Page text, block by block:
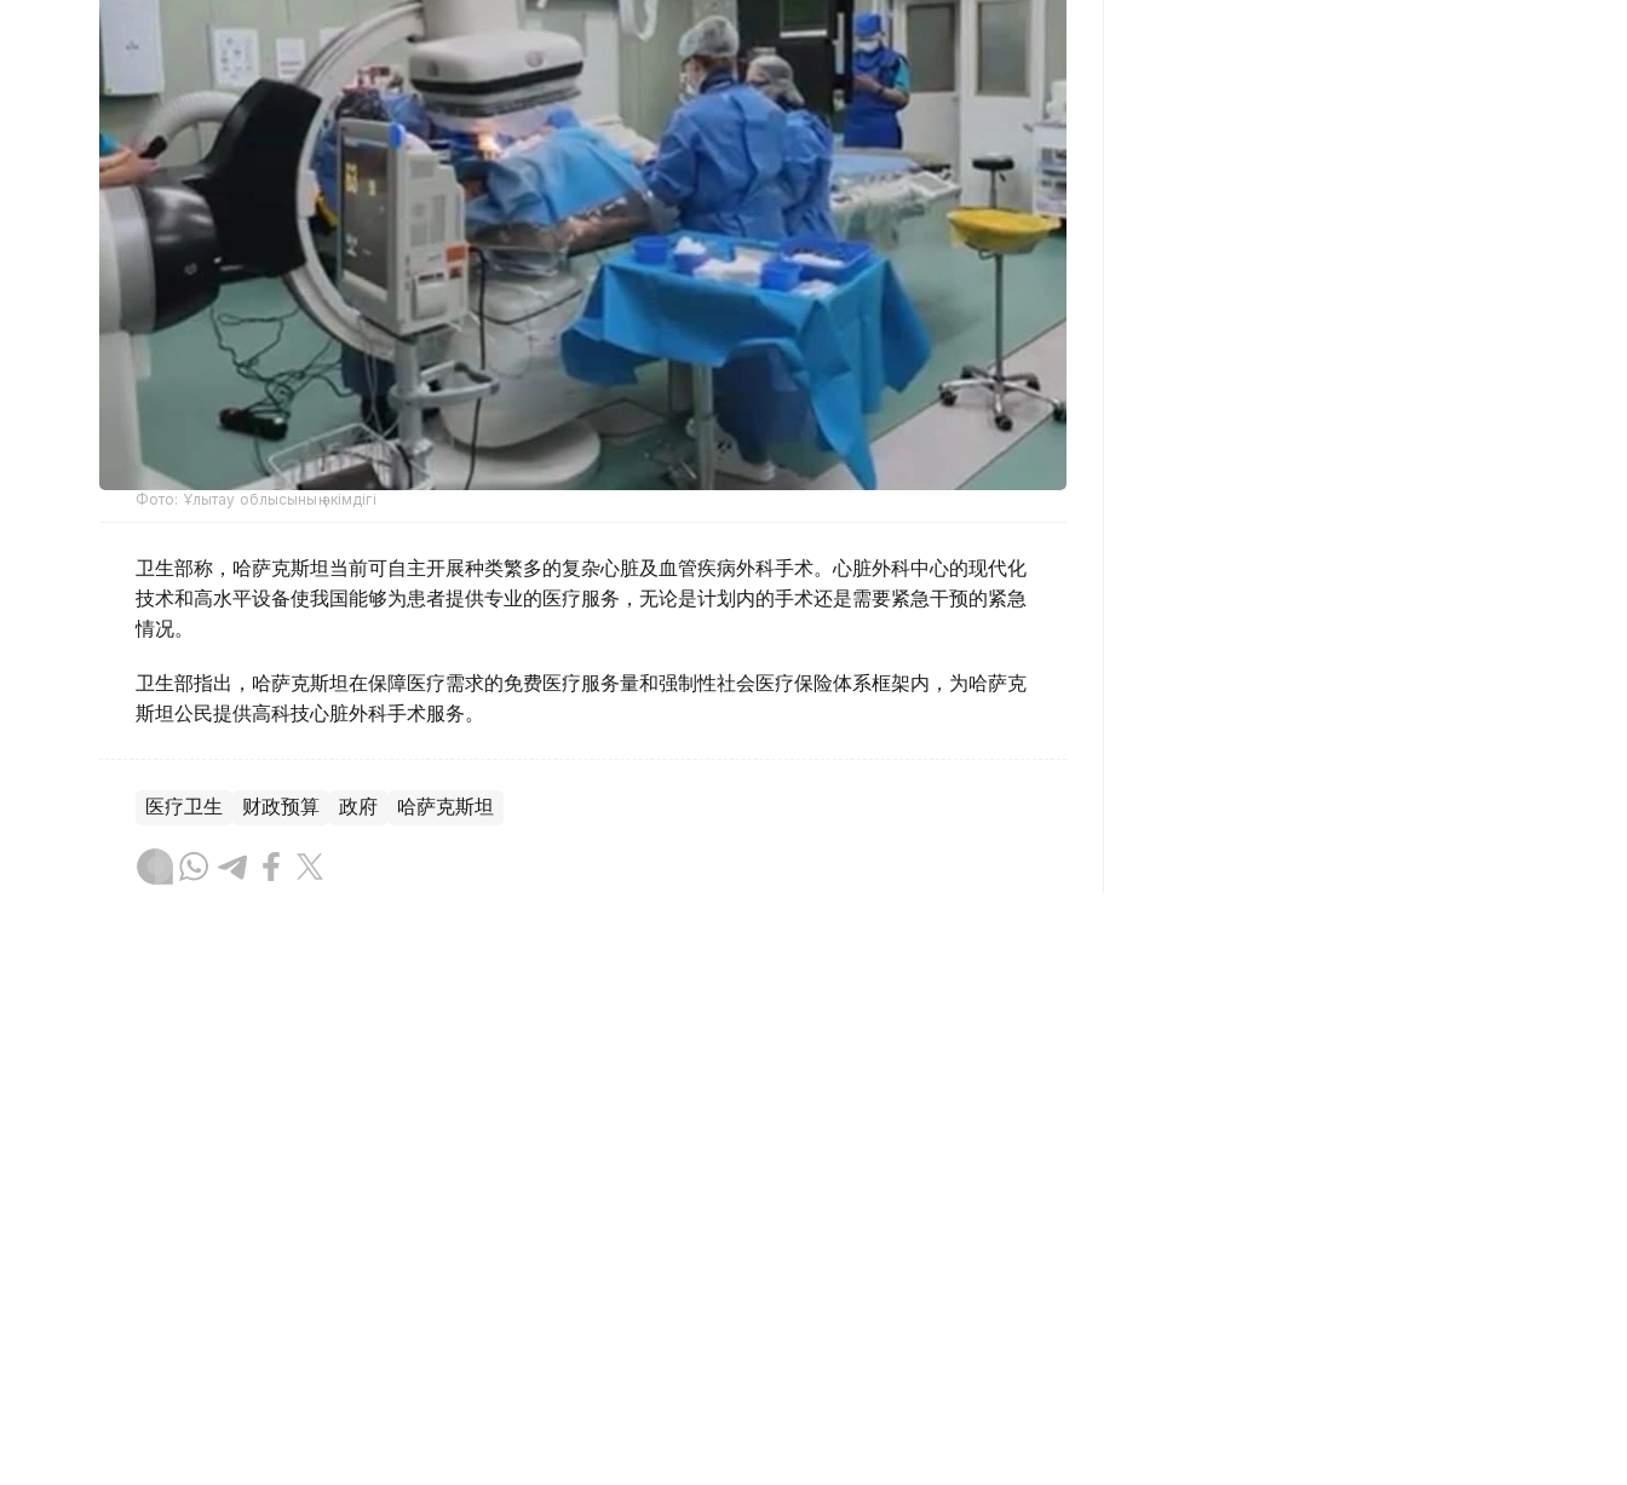
Фото: Ұлытау облысының әкімдігі
卫生部称，哈萨克斯坦当前可自主开展种类繁多的复杂心脏及血管疾病外科手术。心脏外科中心的现代化
技术和高水平设备使我国能够为患者提供专业的医疗服务，无论是计划内的手术还是需要紧急干预的紧急
情况。
卫生部指出，哈萨克斯坦在保障医疗需求的免费医疗服务量和强制性社会医疗保险体系框架内，为哈萨克
斯坦公民提供高科技心脏外科手术服务。
医疗卫生 财政预算 政府 哈萨克斯坦